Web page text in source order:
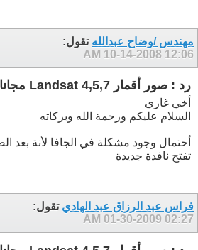
مهندس /وضاح عبدالله تقول:
10-14-2008 12:06 AM
رد : صور أقمار Landsat 4,5,7 مجانا للتنزيل ولأي سنة
أخي غازي
السلام عليكم ورحمة الله وبركاته
تفتح نافدة جديدة
فراس عبد الرزاق عبد الهادي تقول:
01-30-2009 02:27 AM